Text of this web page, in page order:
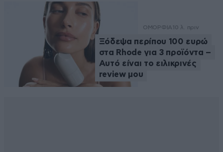
ΟΜΟΡΦΙΑ 10 λ. πριν
Ξόδεψα περίπου 100 ευρώ
στα Rhode για 3 προϊόντα –
Αυτό είναι το ειλικρινές
review μου